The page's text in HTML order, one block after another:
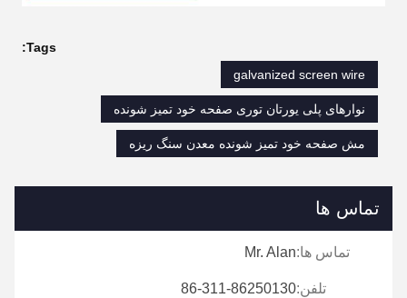
Tags:
galvanized screen wire
نوارهای پلی یورتان توری صفحه خود تمیز شونده
مش صفحه خود تمیز شونده معدن سنگ ریزه
تماس ها
تماس ها:Mr. Alan
تلفن:86-311-86250130